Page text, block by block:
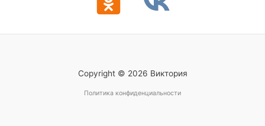
Copyright © 2026 Виктория
Политика конфиденциальности